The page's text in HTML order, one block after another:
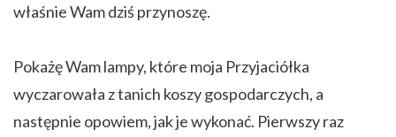
właśnie Wam dziś przynoszę.
Pokażę Wam lampy, które moja Przyjaciółka
wyczarowała z tanich koszy gospodarczych, a
następnie opowiem, jak je wykonać. Pierwszy raz